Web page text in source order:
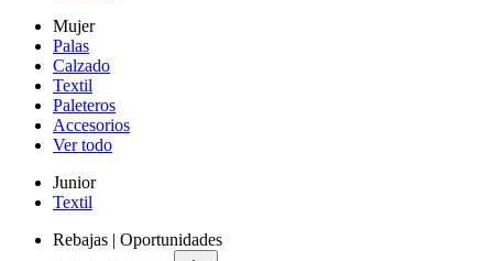
Mujer
Palas
Calzado
Textil
Paleteros
Accesorios
Ver todo
Junior
Textil
Rebajas | Oportunidades